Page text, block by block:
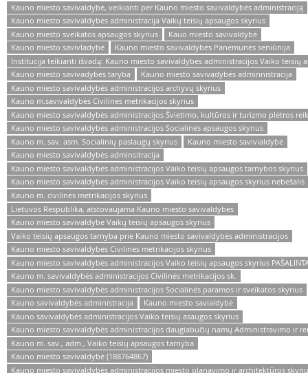
Kauno miesto savivaldybė, veikianti per Kauno miesto savivaldybės administraciją
Kauno miesto savivaldybės administracija Vaikų teisių apsaugos skyrius
Kauno miesto sveikatos apsaugos skyrius
Kauo miesto savivaldybė
Kauno miesto savivladybė
Kauno miesto savivaldybės Panemunės seniūnija
Institucija teikianti išvadą: Kauno miesto savivaldybės administracijos Vaiko teisių
Kauno miesto savivadybės taryba
Kauno miesto savivadybės adminnistracija
Kauno miesto savivaldybės administracijos archyvų skyrius
Kauno m.savivaldybės Civilinės metrikacijos skyrius
Kauno miesto savivaldybės administracijos Švietimo, kultūros ir turizmo plėtros
Kauno miesto savivaldybės administracijos Socialinės apsaugos skyrius
Kauno m. sav. asm. Socialinių paslaugų skyrius
Kauno miesto savivialdybė
Kauno miesto savivaldybės adminsitracija
Kauno miesto savivaldybės administracijos Vaiko teisių apsaugos tarnybos skyrius
Kauno miesto savivaldybės administracijos Vaiko teisių apsaugos skyrius nebešalis
Kauno m. civilinės metrikacijos skyrius
Lietuvos Respublika, atstovaujama Kauno miesto savivaldybės
Kauno miesto savivaldybė Vaikų teisių apsaugos skyrius
Vaiko teisių apsaugos tarnyba prie Kauno miesto savivaldybės administracijos
Kauno miesto savivaldybės Civilinės metrikacijos skyrius
Kauno miesto savivaldybės administracijos Vaiko teisių apsaugos skyrius
Kauno m. savivaldybės administracijos Civilinės metrikacijos sk.
Kauno miesto savivaldybės administracijos Socialinės paramos ir sveikatos skyrius
Kauno savivaldybės administracija
Kauno miesto savialdybė
Kauno savivaldybės administracijos Vaiko teisių asaugos skyrius
Kauno miesto savivaldybės administracijos daugiabučių namų Administravimo ir
Kauno m. sav., adm., Vaiko teisių apsaugos tarnyba
Kauno miesto savivaldybė (188764867)
Kauno miesto savivaldybės administracijos miesto planavimo ir architektūros